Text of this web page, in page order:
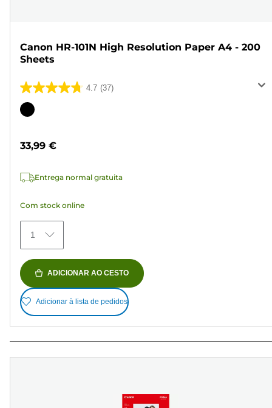
Canon HR-101N High Resolution Paper A4 - 200
Sheets
4.7 (37)
4.7
em
37
Cartucho
33,99 €
Entrega normal gratuita
Com stock online
1
ADICIONAR AO CESTO
Adicionar à lista de pedidos